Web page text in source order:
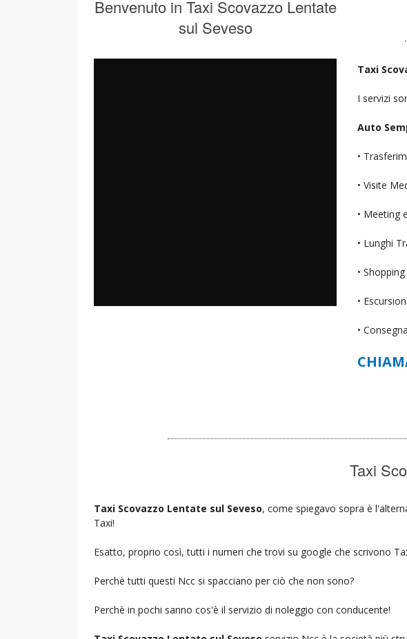
Benvenuto in Taxi Scovazzo Lentate
sul Seveso
Taxi
I servizi
Auto
•
• Visite
• Meeting
• Lunghi
• Shopping
• Escursioni
•
Taxi
Taxi Scovazzo Lentate sul Seveso, come spiegavo sopra è
Taxi!
Esatto, proprio così, tutti i numeri che trovi su google che scrivono
Perchè tutti questi Ncc si spacciano per ciò che non sono?
Perchè in pochi sanno cos'è il servizio di noleggio con conducente!